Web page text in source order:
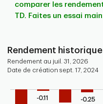
comparer les
TD. Faites un essai
Rendement historique
Rendement au juil. 31, 2026
Date de création sept. 17, 2024
Chart
Bar chart with 9 bars.
-0.11
-0.25